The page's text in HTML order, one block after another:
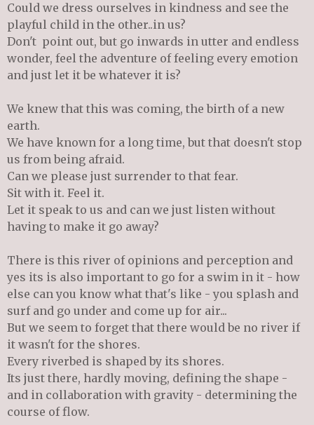
Could we dress ourselves in kindness and see the
playful child in the other..in us?
Don't point out, but go inwards in utter and endless
wonder, feel the adventure of feeling every emotion
and just let it be whatever it is?
We knew that this was coming, the birth of a new
earth.
We have known for a long time, but that doesn't stop
us from being afraid.
Can we please just surrender to that fear.
Sit with it. Feel it.
Let it speak to us and can we just listen without
having to make it go away?
There is this river of opinions and perception and
yes its is also important to go for a swim in it - how
else can you know what that's like - you splash and
surf and go under and come up for air...
But we seem to forget that there would be no river if
it wasn't for the shores.
Every riverbed is shaped by its shores.
Its just there, hardly moving, defining the shape -
and in collaboration with gravity - determining the
course of flow.